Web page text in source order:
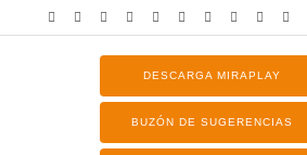
DESCARGA MIRAPLAY
BUZÓN DE SUGERENCIAS